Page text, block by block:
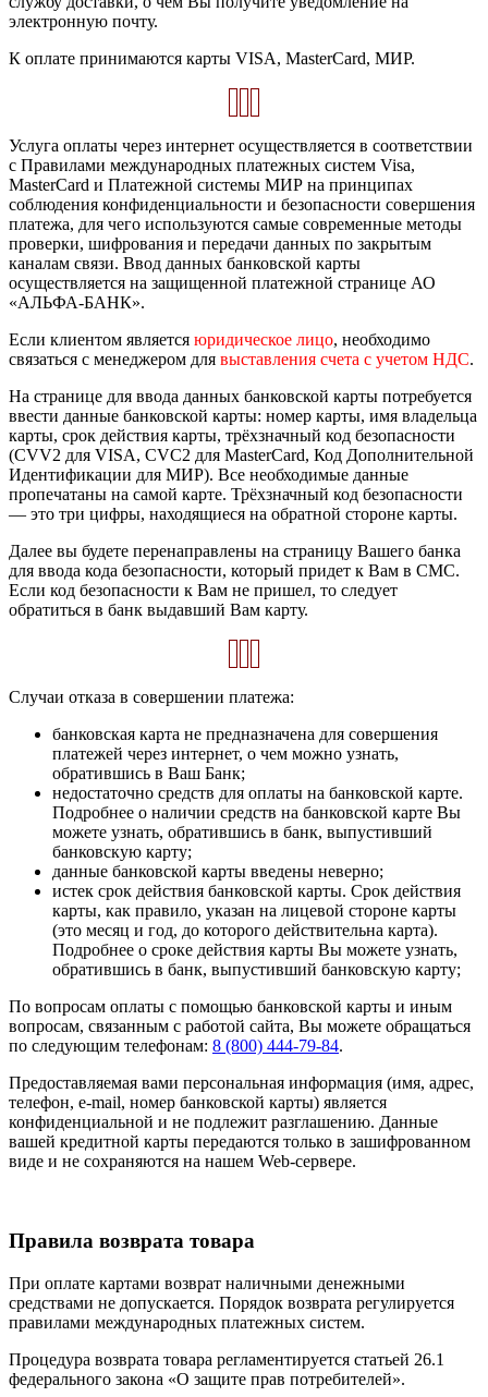
электронную почту.
К оплате принимаются карты VISA, MasterCard, МИР.
Услуга оплаты через интернет осуществляется в соответствии
с Правилами международных платежных систем Visa,
MasterCard и Платежной системы МИР на принципах
соблюдения конфиденциальности и безопасности совершения
платежа, для чего используются самые современные методы
проверки, шифрования и передачи данных по закрытым
каналам связи. Ввод данных банковской карты
осуществляется на защищенной платежной странице АО
«АЛЬФА-БАНК».
Если клиентом является юридическое лицо, необходимо
связаться с менеджером для выставления счета с учетом НДС.
На странице для ввода данных банковской карты потребуется
ввести данные банковской карты: номер карты, имя владельца
карты, срок действия карты, трёхзначный код безопасности
(CVV2 для VISA, CVC2 для MasterCard, Код Дополнительной
Идентификации для МИР). Все необходимые данные
пропечатаны на самой карте. Трёхзначный код безопасности
— это три цифры, находящиеся на обратной стороне карты.
Далее вы будете перенаправлены на страницу Вашего банка
для ввода кода безопасности, который придет к Вам в СМС.
Если код безопасности к Вам не пришел, то следует
обратиться в банк выдавший Вам карту.
Случаи отказа в совершении платежа:
банковская карта не предназначена для совершения
платежей через интернет, о чем можно узнать,
обратившись в Ваш Банк;
недостаточно средств для оплаты на банковской карте.
Подробнее о наличии средств на банковской карте Вы
можете узнать, обратившись в банк, выпустивший
банковскую карту;
данные банковской карты введены неверно;
истек срок действия банковской карты. Срок действия
карты, как правило, указан на лицевой стороне карты
(это месяц и год, до которого действительна карта).
Подробнее о сроке действия карты Вы можете узнать,
обратившись в банк, выпустивший банковскую карту;
По вопросам оплаты с помощью банковской карты и иным
вопросам, связанным с работой сайта, Вы можете обращаться
по следующим телефонам: 8 (800) 444-79-84.
Предоставляемая вами персональная информация (имя, адрес,
телефон, e-mail, номер банковской карты) является
конфиденциальной и не подлежит разглашению. Данные
вашей кредитной карты передаются только в зашифрованном
виде и не сохраняются на нашем Web-сервере.
Правила возврата товара
При оплате картами возврат наличными денежными
средствами не допускается. Порядок возврата регулируется
правилами международных платежных систем.
Процедура возврата товара регламентируется статьей 26.1
федерального закона «О защите прав потребителей».